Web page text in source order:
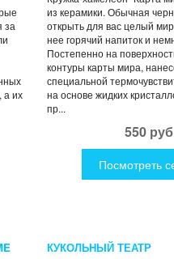
за
а их
из керамики. Обычная
открыть для вас целый
нее горячий напиток и
Постепенно на
контуры карты мира,
специальной
на основе жидких
пр...
550
Посмотреть
КУКОЛЬНЫЙ ТЕАТР